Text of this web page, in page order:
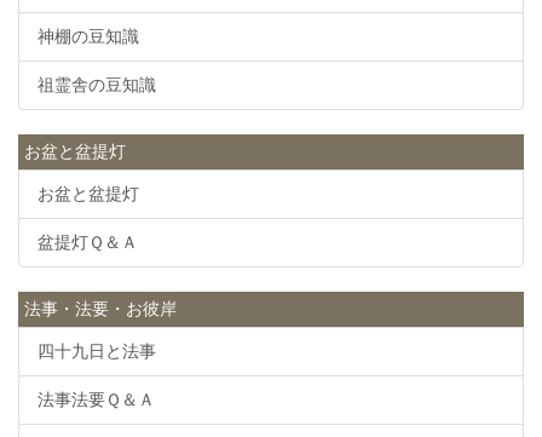
神棚の豆知識
祖霊舎の豆知識
お盆と盆提灯
お盆と盆提灯
盆提灯Ｑ＆Ａ
法事・法要・お彼岸
四十九日と法事
法事法要Ｑ＆Ａ